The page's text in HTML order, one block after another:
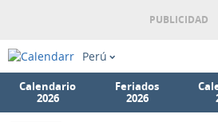
Perú
Calendario
2026
Feriados
2026